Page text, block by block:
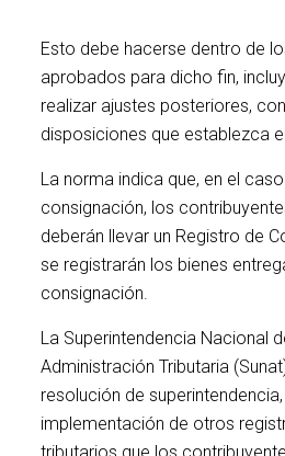
Esto debe hacerse dentro de
aprobados para dicho fin,
realizar ajustes posteriores,
disposiciones que establezca
La norma indica que, en el
consignación, los
deberán llevar un Registro de
se registrarán los bienes
consignación.
La Superintendencia Nacional
Administración Tributaria
resolución de
implementación de otros